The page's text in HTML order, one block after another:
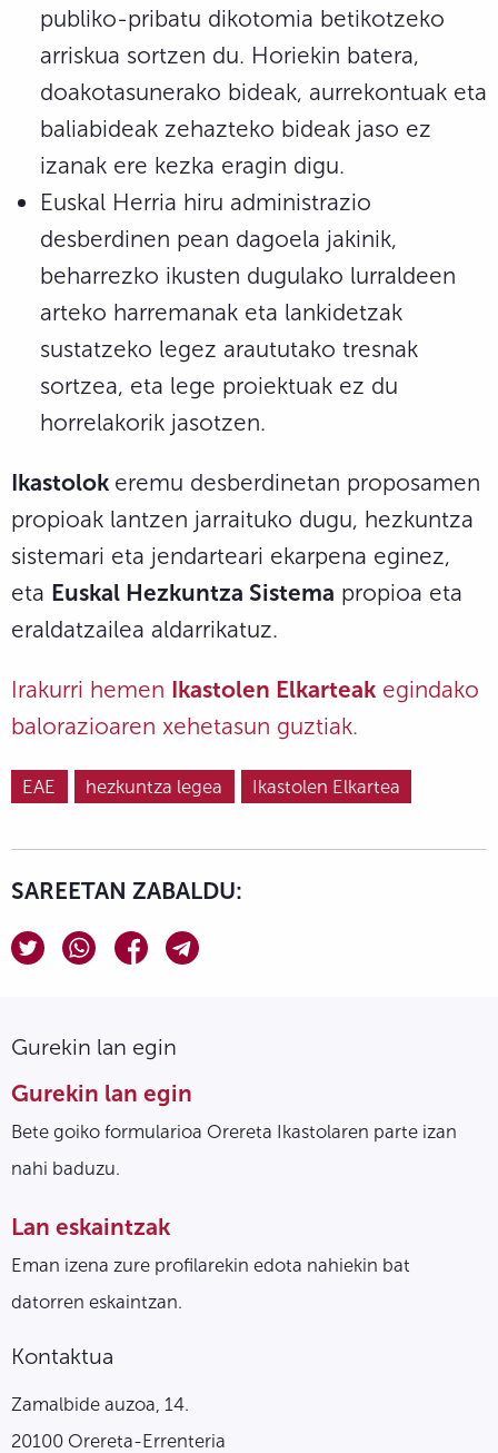
publiko-pribatu dikotomia betikotzeko
arriskua sortzen du. Horiekin batera,
doakotasunerako bideak, aurrekontuak eta
baliabideak zehazteko bideak jaso ez
izanak ere kezka eragin digu.
Euskal Herria hiru administrazio
desberdinen pean dagoela jakinik,
beharrezko ikusten dugulako lurraldeen
arteko harremanak eta lankidetzak
sustatzeko legez araututako tresnak
sortzea, eta lege proiektuak ez du
horrelakorik jasotzen.
Ikastolok eremu desberdinetan proposamen
propioak lantzen jarraituko dugu, hezkuntza
sistemari eta jendarteari ekarpena eginez,
eta Euskal Hezkuntza Sistema propioa eta
eraldatzailea aldarrikatuz.
Irakurri hemen Ikastolen Elkarteak egindako
balorazioaren xehetasun guztiak.
EAE hezkuntza legea Ikastolen Elkartea
SAREETAN ZABALDU:
Gurekin lan egin
Gurekin lan egin
Bete goiko formularioa Orereta Ikastolaren parte izan
nahi baduzu.
Lan eskaintzak
Eman izena zure profilarekin edota nahiekin bat
datorren eskaintzan.
Kontaktua
Zamalbide auzoa, 14.
20100 Orereta-Errenteria